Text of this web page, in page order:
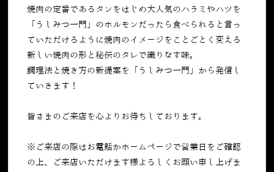
焼肉の定番であるタンをはじめ大人気のハラミやハツを
「うしみつ一門」のホルモンだったら食べられると言っ
ていただけるように焼肉のイメージをことごとく変える
新しい焼肉の形と秘伝のタレで織りなす味。
調理法と焼き方の新提案を「うしみつ一門」から発信し
ていきます！
皆さまのご来店を心よりお待ちしております。
※ご来店の際はお電話かホームページで営業日をご確認
の上、ご来店いただけます様よろしくお願い申し上げま